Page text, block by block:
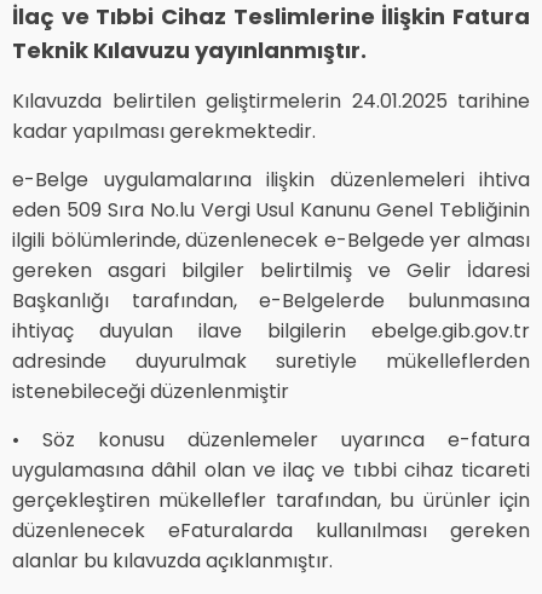
İlaç ve Tıbbi Cihaz Teslimlerine İlişkin Fatura
Teknik Kılavuzu yayınlanmıştır.
Kılavuzda belirtilen geliştirmelerin 24.01.2025 tarihine
kadar yapılması gerekmektedir.
e-Belge uygulamalarına ilişkin düzenlemeleri ihtiva
eden 509 Sıra No.lu Vergi Usul Kanunu Genel Tebliğinin
ilgili bölümlerinde, düzenlenecek e-Belgede yer alması
gereken asgari bilgiler belirtilmiş ve Gelir İdaresi
Başkanlığı tarafından, e-Belgelerde bulunmasına
ihtiyaç duyulan ilave bilgilerin ebelge.gib.gov.tr
adresinde duyurulmak suretiyle mükelleflerden
istenebileceği düzenlenmiştir
• Söz konusu düzenlemeler uyarınca e-fatura
uygulamasına dâhil olan ve ilaç ve tıbbi cihaz ticareti
gerçekleştiren mükellefler tarafından, bu ürünler için
düzenlenecek eFaturalarda kullanılması gereken
alanlar bu kılavuzda açıklanmıştır.